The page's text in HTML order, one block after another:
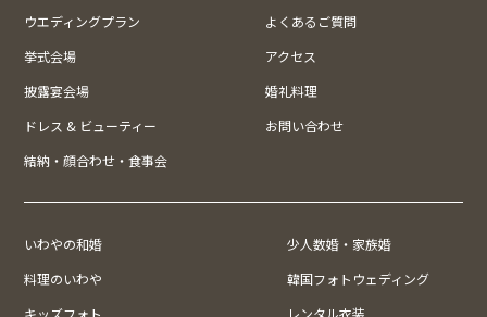
ウエディングプラン
よくあるご質問
挙式会場
アクセス
披露宴会場
婚礼料理
ドレス & ビューティー
お問い合わせ
結納・顔合わせ・食事会
いわやの和婚
少人数婚・家族婚
料理のいわや
韓国フォトウェディング